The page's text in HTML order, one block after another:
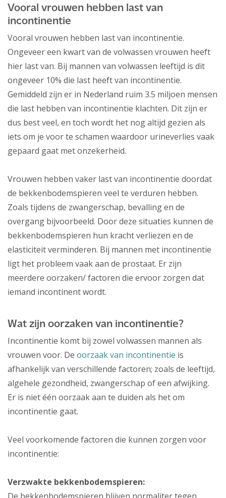
Vooral vrouwen hebben last van
incontinentie
Vooral vrouwen hebben last van incontinentie.
Ongeveer een kwart van de volwassen vrouwen heeft
hier last van. Bij mannen van volwassen leeftijd is dit
ongeveer 10% die last heeft van incontinentie.
Gemiddeld zijn er in Nederland ruim 3.5 miljoen mensen
die last hebben van incontinentie klachten. Dit zijn er
dus best veel, en toch wordt het nog altijd gezien als
iets om je voor te schamen waardoor urineverlies vaak
gepaard gaat met onzekerheid.
Vrouwen hebben vaker last van incontinentie doordat
de bekkenbodemspieren veel te verduren hebben.
Zoals tijdens de zwangerschap, bevalling en de
overgang bijvoorbeeld. Door deze situaties kunnen de
bekkenbodemspieren hun kracht verliezen en de
elasticiteit verminderen. Bij mannen met incontinentie
ligt het probleem vaak aan de prostaat. Er zijn
meerdere oorzaken/ factoren die ervoor zorgen dat
iemand incontinent wordt.
Wat zijn oorzaken van incontinentie?
Incontinentie komt bij zowel volwassen mannen als
vrouwen voor. De oorzaak van incontinentie is
afhankelijk van verschillende factoren; zoals de leeftijd,
algehele gezondheid, zwangerschap of een afwijking.
Er is niet één oorzaak aan te duiden als het om
incontinentie gaat.
Veel voorkomende factoren die kunnen zorgen voor
incontinentie:
Verzwakte bekkenbodemspieren: